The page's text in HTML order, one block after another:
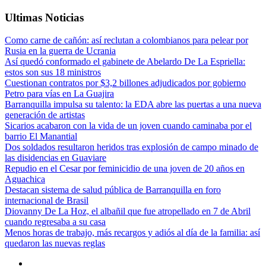
Ultimas Noticias
Como carne de cañón: así reclutan a colombianos para pelear por
Rusia en la guerra de Ucrania
Así quedó conformado el gabinete de Abelardo De La Espriella:
estos son sus 18 ministros
Cuestionan contratos por $3,2 billones adjudicados por gobierno
Petro para vías en La Guajira
Barranquilla impulsa su talento: la EDA abre las puertas a una nueva
generación de artistas
Sicarios acabaron con la vida de un joven cuando caminaba por el
barrio El Manantial
Dos soldados resultaron heridos tras explosión de campo minado de
las disidencias en Guaviare
Repudio en el Cesar por feminicidio de una joven de 20 años en
Aguachica
Destacan sistema de salud pública de Barranquilla en foro
internacional de Brasil
Diovanny De La Hoz, el albañil que fue atropellado en 7 de Abril
cuando regresaba a su casa
Menos horas de trabajo, más recargos y adiós al día de la familia: así
quedaron las nuevas reglas